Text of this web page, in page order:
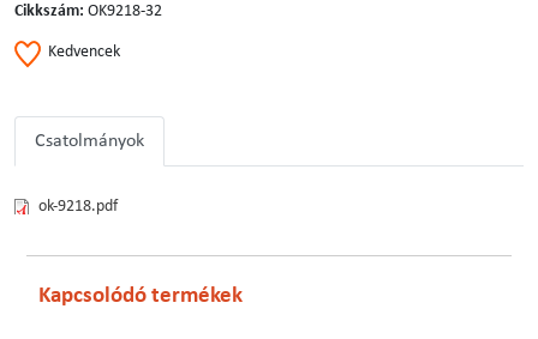
Cikkszám: OK9218-32
Kedvencek
Csatolmányok
ok-9218.pdf
Kapcsolódó termékek